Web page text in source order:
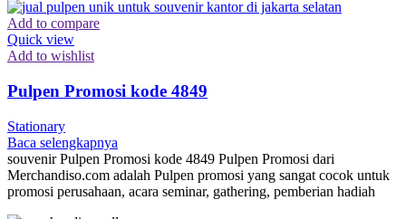
Add to compare
Quick view
Add to wishlist
Pulpen Promosi kode 4849
Stationary
Baca selengkapnya
souvenir Pulpen Promosi kode 4849 Pulpen Promosi dari
Merchandiso.com adalah Pulpen promosi yang sangat cocok untuk
promosi perusahaan, acara seminar, gathering, pemberian hadiah